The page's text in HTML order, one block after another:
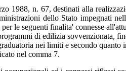
1988, n. 67, destinati alla
dello Stato impegnati
le seguenti finalita' connesse
di edilizia sovvenzionata,
nei limiti e secondo quanto
nel comma 7.